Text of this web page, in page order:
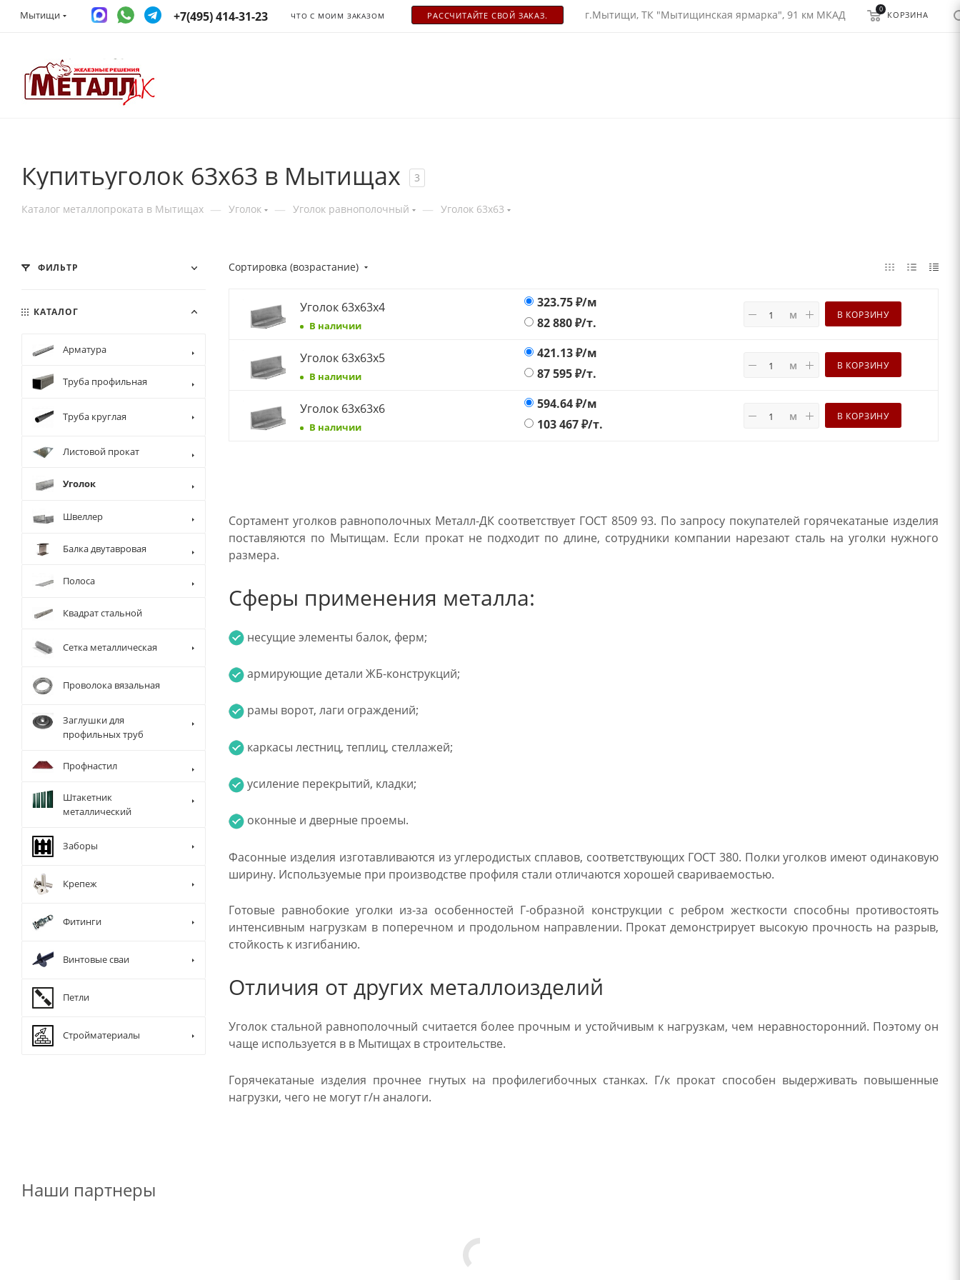
Мытищи +7(495) 414-31-23 ЧТО С МОИМ ЗАКАЗОМ РАСCЧИТАЙТЕ СВОЙ ЗАКАЗ. г.Мытищи, ТК "Мытищинская ярмарка", 91 км МКАД 0
КОРЗИНА
Купитьуголок 63х63 в Мытищах 3
Каталог металлопроката в Мытищах — Уголок — Уголок равнополочный — Уголок 63х63
Сортировка (возрастание)
Уголок 63х63х4
В наличии
323.75₽/м
82 880₽/т.
м В КОРЗИНУ
Уголок 63х63х5
В наличии
421.13₽/м
87 595₽/т.
м В КОРЗИНУ
Уголок 63х63х6
В наличии
594.64₽/м
103 467₽/т.
м В КОРЗИНУ
Сортамент уголков равнополочных Металл-ДК соответствует ГОСТ 8509 93. По запросу покупателей горячекатаные изделия
поставляются по Мытищам. Если прокат не подходит по длине, сотрудники компании нарезают сталь на уголки нужного
размера.
Сферы применения металла:
несущие элементы балок, ферм;
армирующие детали ЖБ-конструкций;
рамы ворот, лаги ограждений;
каркасы лестниц, теплиц, стеллажей;
усиление перекрытий, кладки;
оконные и дверные проемы.
Фасонные изделия изготавливаются из углеродистых сплавов, соответствующих ГОСТ 380. Полки уголков имеют одинаковую
ширину. Используемые при производстве профиля стали отличаются хорошей свариваемостью.
Готовые равнобокие уголки из-за особенностей Г-образной конструкции с ребром жесткости способны противостоять
интенсивным нагрузкам в поперечном и продольном направлении. Прокат демонстрирует высокую прочность на разрыв,
стойкость к изгибанию.
Отличия от других металлоизделий
Уголок стальной равнополочный считается более прочным и устойчивым к нагрузкам, чем неравносторонний. Поэтому он
чаще используется в в Мытищах в строительстве.
Горячекатаные изделия прочнее гнутых на профилегибочных станках. Г/к прокат способен выдерживать повышенные
нагрузки, чего не могут г/н аналоги.
ФИЛЬТР
КАТАЛОГ
Арматура
Труба профильная
Труба круглая
Листовой прокат
Уголок
Швеллер
Балка двутавровая
Полоса
Квадрат стальной
Сетка металлическая
Проволока вязальная
Заглушки для
профильных труб
Профнастил
Штакетник
металлический
Заборы
Крепеж
Фитинги
Винтовые сваи
Петли
Стройматериалы
Наши партнеры